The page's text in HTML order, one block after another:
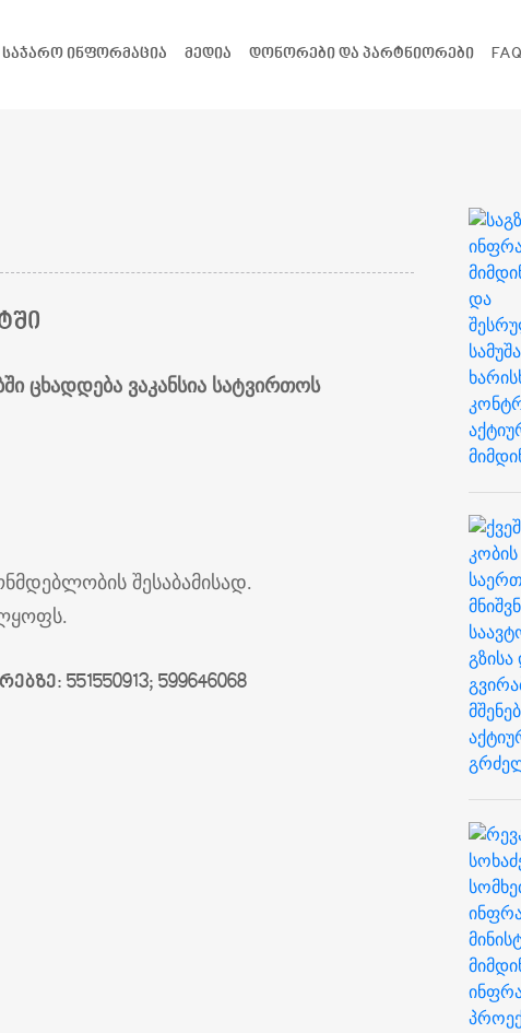
ᲡᲐᲯᲐᲠᲝ ᲘᲜᲤᲝᲠᲛᲐᲪᲘᲐ ᲛᲔᲓᲘᲐ ᲓᲝᲜᲝᲠᲔᲑᲘ ᲓᲐ ᲞᲐᲠᲢᲜᲘᲝᲠᲔᲑᲘ FAQ
ცხადდება ვაკანსია სატვირთოს
შესაბამისად.
551550913; 599646068